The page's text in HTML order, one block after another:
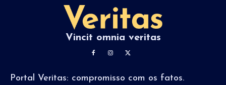
Vincit omnia veritas
Portal Veritas: compromisso com os fatos.